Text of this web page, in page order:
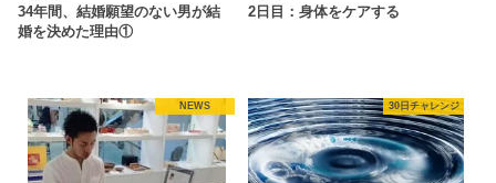
34年間、結婚願望のない男が結
婚を決めた理由①
2日目：身体をケアする
NEWS 30日チャレンジ